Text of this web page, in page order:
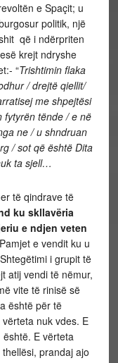
e Spaçit; u
politik, një
që i ndërpriten
krejt ndryshe
“Trishtimin flaka
/ drejtë qiellit/
me shpejtësi
fytyrën tënde / e në
ne / u shndruan
/ sot që është Dita
ta sjell…
të qindrave të
ku skllavëria
e ndjen veten
Pamjet e vendit ku u
Shtegëtimi i grupit të
atij vendi të nëmur,
vite të rinisë së
është për të
nuk vdes. E
E vërteta
prandaj ajo